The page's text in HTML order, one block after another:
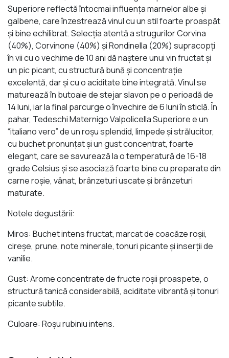
Superiore reflectă întocmai influența marnelor albe și
galbene, care înzestrează vinul cu un stil foarte proaspăt
și bine echilibrat. Selecția atentă a strugurilor Corvina
(40%), Corvinone (40%) și Rondinella (20%) supracopți
în vii cu o vechime de 10 ani dă naștere unui vin fructat și
un pic picant, cu structură bună și concentrație
excelentă, dar și cu o aciditate bine integrată. Vinul se
maturează în butoaie de stejar slavon pe o perioadă de
14 luni, iar la final parcurge o învechire de 6 luni în sticlă. În
pahar, Tedeschi Maternigo Valpolicella Superiore e un
“italiano vero” de un roșu splendid, limpede și strălucitor,
cu buchet pronunțat și un gust concentrat, foarte
elegant, care se savurează la o temperatură de 16-18
grade Celsius și se asociază foarte bine cu preparate din
carne roșie, vânat, brânzeturi uscate și brânzeturi
maturate.
Notele degustării:
Miros: Buchet intens fructat, marcat de coacăze roșii,
cireșe, prune, note minerale, tonuri picante și inserții de
vanilie.
Gust: Arome concentrate de fructe roșii proaspete, o
structură tanică considerabilă, aciditate vibrantă și tonuri
picante subtile.
Culoare: Roșu rubiniu intens.